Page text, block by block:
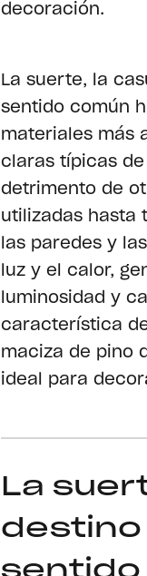
decoración.
La suerte, la
sentido común
materiales más
claras típicas de
detrimento de
utilizadas hasta
las paredes y
luz y el calor,
luminosidad y
característica
maciza de pino
ideal para
La
destino
sentido